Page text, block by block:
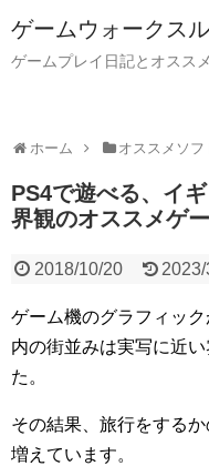
ゲームウォークス
ゲームプレイ日記とオスス
ホーム オススメソフ
PS4で遊べる、イ
界観のオススメゲ
2018/10/20
ゲーム機のグラフィッ
内の街並みは実写に近
た。
その結果、旅行をする
増えています。